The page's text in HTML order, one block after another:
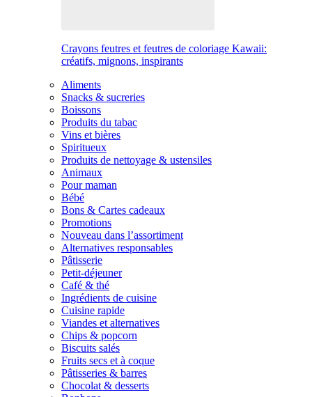
Crayons feutres et feutres de coloriage Kawaii:
créatifs, mignons, inspirants
Aliments
Snacks & sucreries
Boissons
Produits du tabac
Vins et bières
Spiritueux
Produits de nettoyage & ustensiles
Animaux
Pour maman
Bébé
Bons & Cartes cadeaux
Promotions
Nouveau dans l’assortiment
Alternatives responsables
Pâtisserie
Petit-déjeuner
Café & thé
Ingrédients de cuisine
Cuisine rapide
Viandes et alternatives
Chips & popcorn
Biscuits salés
Fruits secs et à coque
Pâtisseries & barres
Chocolat & desserts